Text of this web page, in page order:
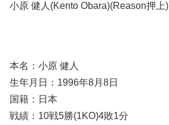
小原 健人(Kento Obara)(Reason押上)
本名：小原 健人
生年月日：1996年8月8日
国籍：日本
戦績：10戦5勝(1KO)4敗1分